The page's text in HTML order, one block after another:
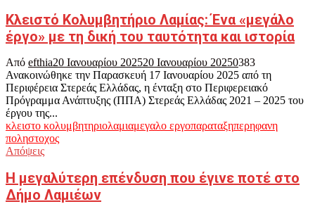
Κλειστό Κολυμβητήριο Λαμίας: Ένα «μεγάλο
έργο» με τη δική του ταυτότητα και ιστορία
Από efthia20 Ιανουαρίου 202520 Ιανουαρίου 20250383
Ανακοινώθηκε την Παρασκευή 17 Ιανουαρίου 2025 από τη
Περιφέρεια Στερεάς Ελλάδας, η ένταξη στο Περιφερειακό
Πρόγραμμα Ανάπτυξης (ΠΠΑ) Στερεάς Ελλάδας 2021 – 2025 του
έργου της...
κλειστο κολυμβητηριολαμιαμεγαλο εργοπαραταξηπερηφανη
ποληστοχος
Απόψεις
Η μεγαλύτερη επένδυση που έγινε ποτέ στο
Δήμο Λαμιέων